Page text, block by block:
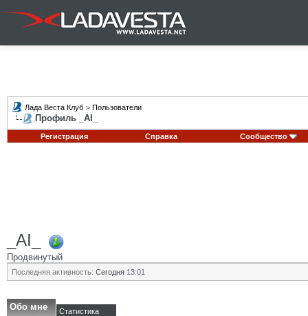
Лада Веста Клуб > Пользователи
Профиль _AI_
Регистрация Справка Сообщество
_AI_
Продвинутый
Последняя активность: Сегодня 13:01
Обо мне Статистика